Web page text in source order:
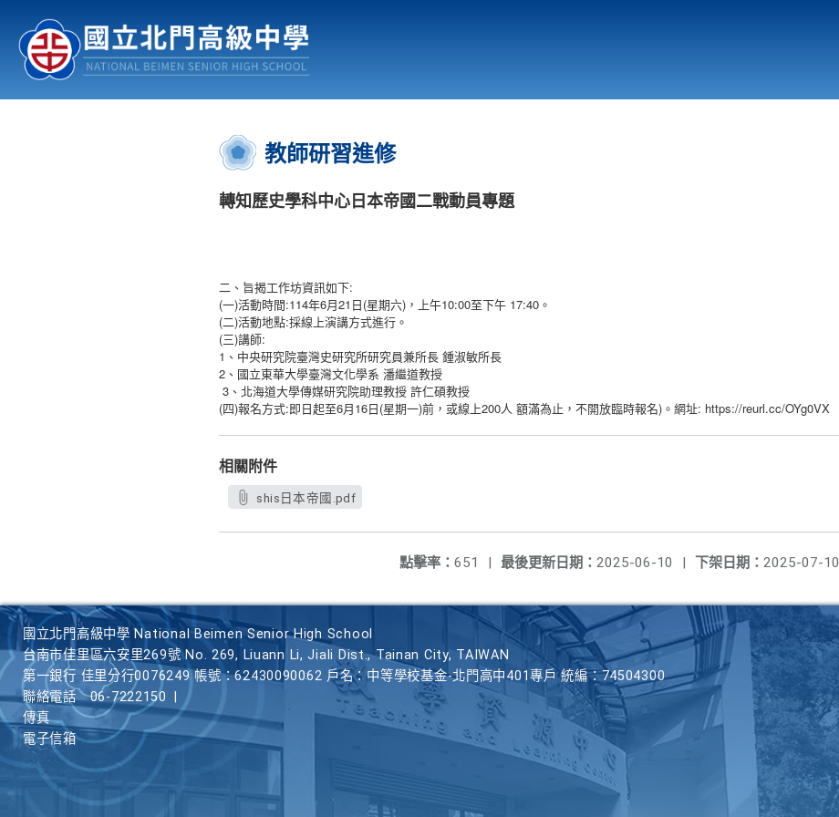
認識北中 行事曆
:::
教師研習進修
轉知歷史學科中心日本帝國二戰動員專題
二、旨揭工作坊資訊如下:
(一)活動時間:114年6月21日(星期六)，上午10:00至下午 17:40。
(二)活動地點:採線上演講方式進行。
(三)講師:
1、中央研究院臺灣史研究所研究員兼所長 鍾淑敏所長
2、國立東華大學臺灣文化學系 潘繼道教授
3、北海道大學傳媒研究院助理教授 許仁碩教授
(四)報名方式: 即日起至6月 16 日 (星期一)前，或線上200人 額滿為止，不開放臨時報名) 。網址: https://reurl.cc/OYg0VX
相關附件
shis日本帝國.pdf
下架日期： 2025-07-10
最後更新日期： 2025-06-10 |
點擊率： 651 |
國立北門高級中學 National Beimen Senior High School
台南市佳里區六安里269號 No. 269, Liuann Li, Jiali Dist., Tainan City, TAIWAN
第一銀行 佳里分行0076249 帳號：62430090062 戶名：中等學校基金-北門高中401專戶 統編：74504300
聯絡電話
06-7222150
傳真
電子信箱